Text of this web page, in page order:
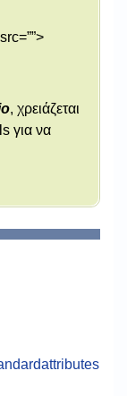
, χρειάζεται
για να